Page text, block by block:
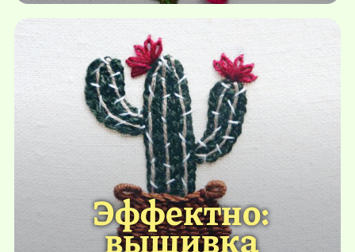
Эффектно:
вышивка